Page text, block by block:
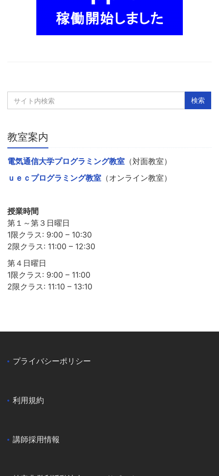
教室案内
電気通信大学プログラミング教室 （対面教室）
ｕｅｃプログラミング教室 （オンライン教室）
授業時間
第１～第３日曜日
1限クラス: 9:00 – 10:30
2限クラス: 11:00 – 12:30
第４日曜日
1限クラス: 9:00 – 11:00
2限クラス: 11:10 – 13:10
プライバシーポリシー
利用規約
講師採用情報